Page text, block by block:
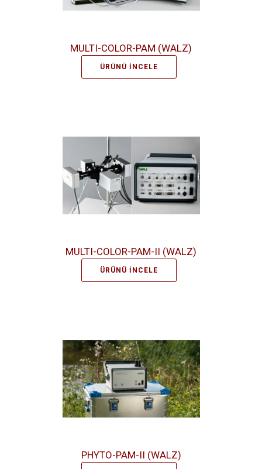
MULTI-COLOR-PAM (WALZ)
ÜRÜNÜ İNCELE
MULTI-COLOR-PAM-II (WALZ)
ÜRÜNÜ İNCELE
PHYTO-PAM-II (WALZ)